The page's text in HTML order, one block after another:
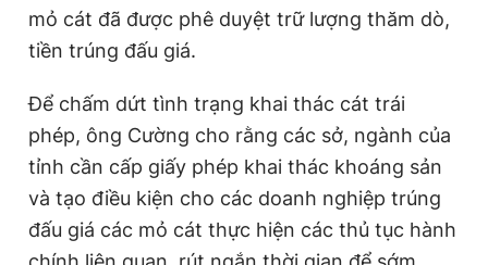
mỏ cát đã được phê duyệt trữ lượng thăm dò,
tiền trúng đấu giá.
Để chấm dứt tình trạng khai thác cát trái
phép, ông Cường cho rằng các sở, ngành của
tỉnh cần cấp giấy phép khai thác khoáng sản
và tạo điều kiện cho các doanh nghiệp trúng
đấu giá các mỏ cát thực hiện các thủ tục hành